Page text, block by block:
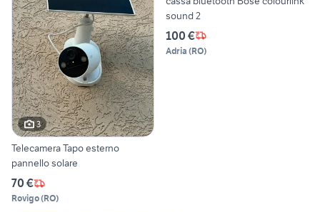
3
Telecamera Tapo esterno
pannello solare
70 €
Rovigo(RO)
sound 2
100 €
Adria (RO)